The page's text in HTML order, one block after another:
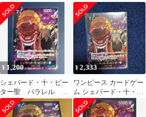
聖 OP13-084
ド・十・ピーター聖
¥ 1,200
シェパード・十・ピー
ター聖 パラレル 受
け継がれる意志
¥2,333
ワンピース カードゲー
ム シェパード・十・ピ
ーター聖 R パラレル